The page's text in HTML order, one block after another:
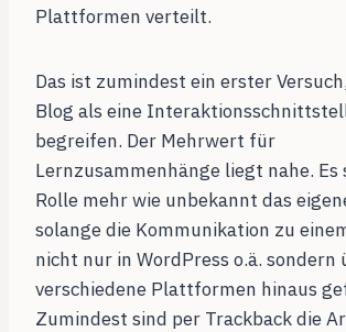
Plattformen verteilt.
Das ist zumindest ein erster
Blog als eine
begreifen. Der Mehrwert für
Lernzusammenhänge liegt nahe. Es
Rolle mehr wie unbekannt das
solange die Kommunikation zu
nicht nur in WordPress o.ä. sondern
verschiedene Plattformen hinaus
Zumindest sind per Trackback die